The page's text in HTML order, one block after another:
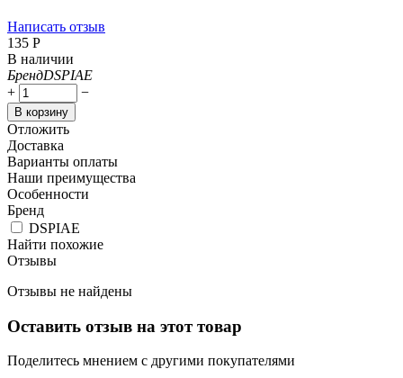
Написать отзыв
‍135‍ Р
В наличии
БрендDSPIAE
+
−
В корзину
Отложить
Доставка
Варианты оплаты
Наши преимущества
Особенности
Бренд
DSPIAE
Найти похожие
Отзывы
Отзывы не найдены
Оставить отзыв на этот товар
Поделитесь мнением с другими покупателями